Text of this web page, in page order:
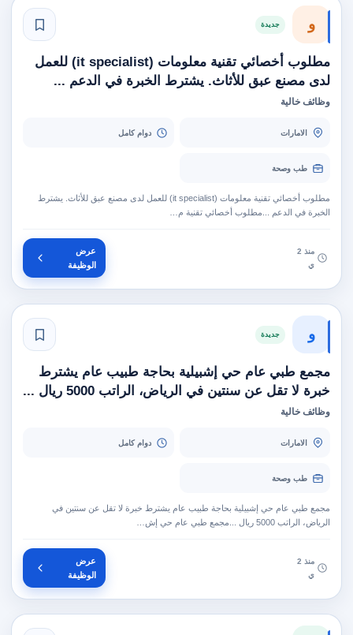
و جديدة
مطلوب أخصائي تقنية معلومات (it specialist) للعمل
لدى مصنع عبق للأثاث. يشترط الخبرة في الدعم ...
وظائف خالية
الامارات دوام كامل
طب وصحة
مطلوب أخصائي تقنية معلومات (it specialist) للعمل لدى مصنع عبق للأثاث. يشترط
الخبرة في الدعم ...مطلوب أخصائي تقنية م…
منذ 2
ي
عرض
الوظيفة
و جديدة
مجمع طبي عام حي إشبيلية بحاجة طبيب عام يشترط
خبرة لا تقل عن سنتين في الرياض، الراتب 5000 ريال ...
وظائف خالية
الامارات دوام كامل
طب وصحة
مجمع طبي عام حي إشبيلية بحاجة طبيب عام يشترط خبرة لا تقل عن سنتين في
الرياض، الراتب 5000 ريال ...مجمع طبي عام حي إش…
منذ 2
ي
عرض
الوظيفة